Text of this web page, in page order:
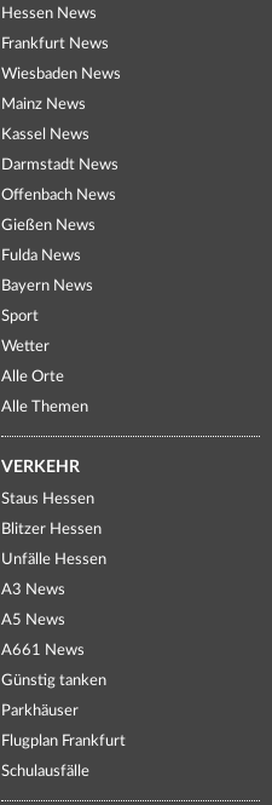
Hessen News
Frankfurt News
Wiesbaden News
Mainz News
Kassel News
Darmstadt News
Offenbach News
Gießen News
Fulda News
Bayern News
Sport
Wetter
Alle Orte
Alle Themen
VERKEHR
Staus Hessen
Blitzer Hessen
Unfälle Hessen
A3 News
A5 News
A661 News
Günstig tanken
Parkhäuser
Flugplan Frankfurt
Schulausfälle